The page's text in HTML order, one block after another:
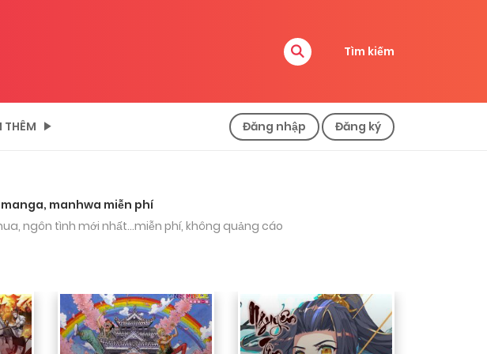
Tìm kiếm
THÊM Đăng nhập Đăng ký
manhwa miễn phí
ngôn tình mới nhất...miễn phí, không quảng cáo
thử tưởng lâu quá nên sập rồi ai ngờ còn luôn😳
còn nhỏ k, nma giờ lớn muốn tìm lại 1 truyện mà k